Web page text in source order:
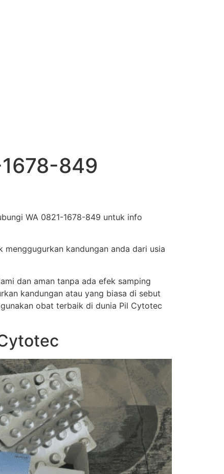
849
WA 0821-1678-849 untuk info
kandungan anda dari usia
dan aman tanpa ada efek samping
kandungan atau yang biasa di sebut
obat terbaik di dunia Pil Cytotec